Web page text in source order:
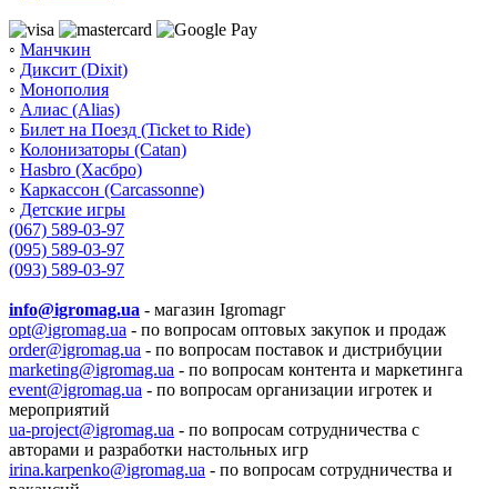
◦ Манчкин
◦ Диксит (Dixit)
◦ Монополия
◦ Алиас (Alias)
◦ Билет на Поезд (Ticket to Ride)
◦ Колонизаторы (Catan)
◦ Hasbro (Хасбро)
◦ Каркассон (Carcassonne)
◦ Детские игры
(067) 589-03-97
(095) 589-03-97
(093) 589-03-97
info@igromag.ua - магазин Igromagг
opt@igromag.ua - по вопросам оптовых закупок и продаж
order@igromag.ua - по вопросам поставок и дистрибуции
marketing@igromag.ua - по вопросам контента и маркетинга
event@igromag.ua - по вопросам организации игротек и
мероприятий
ua-project@igromag.ua - по вопросам сотрудничества с
авторами и разработки настольных игр
irina.karpenko@igromag.ua - по вопросам сотрудничества и